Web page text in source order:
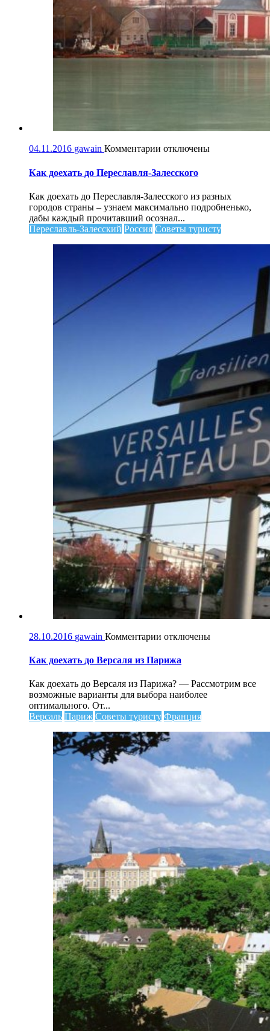
04.11.2016 gawain Комментарии к
Как
доехать
Переславля-
Залесского
отключены
Как доехать до Переславля-Залесского
Как доехать до Переславля-Залесского из разных
городов страны – узнаем максимально подробненько,
дабы каждый прочитавший осознал...
Переславль-Залесский Россия Советы туристу
28.10.2016 gawain Комментарии к
Как
доехать
Версаля
из
Парижа
отключены
Как доехать до Версаля из Парижа
Как доехать до Версаля из Парижа? — Рассмотрим все
возможные варианты для выбора наиболее
оптимального. От...
Версаль Париж Советы туристу Франция